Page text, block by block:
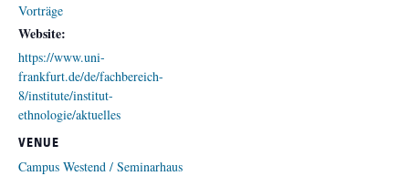
Vorträge
Website:
https://www.uni-
frankfurt.de/de/fachbereich-
8/institute/institut-
ethnologie/aktuelles
VENUE
Campus Westend / Seminarhaus